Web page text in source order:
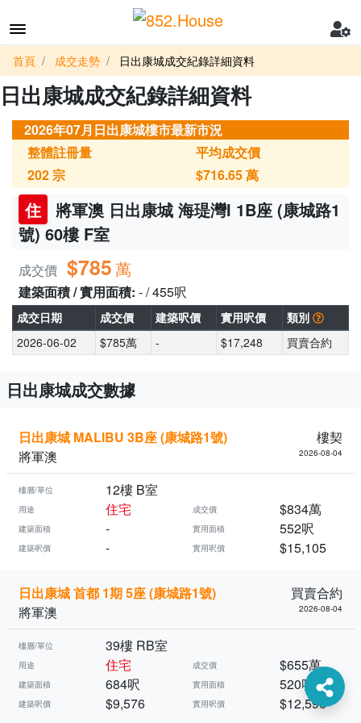
首頁 成交走勢 日出康城成交紀錄詳細資料
日出康城成交紀錄詳細資料
2026年07月日出康城樓市最新市況
整體註冊量
202宗
平均成交價
$716.65萬
住
將軍澳 日出康城 海瑅灣I 1B座 (康城路1
號) 60樓 F室
成交價 $785萬
建築面積 / 實用面積: - / 455呎
成交日期 成交價 建築呎價 實用呎價
類別
2026-06-02
$785萬 - $17,248 買賣合約
日出康城成交數據
日出康城 MALIBU 3B座 (康城路1號)
樓契
將軍澳
2026-08-04
樓層/單位 12樓 B室
用途 住宅 成交價 $834萬
建築面積 - 實用面積 552呎
建築呎價 - 實用呎價 $15,105
日出康城 首都 1期 5座 (康城路1號)
買賣合約
將軍澳
2026-08-04
樓層/單位 39樓 RB室
用途 住宅 成交價 $655萬
建築面積 684呎 實用面積 520呎
建築呎價 $9,576 實用呎價 $12,596